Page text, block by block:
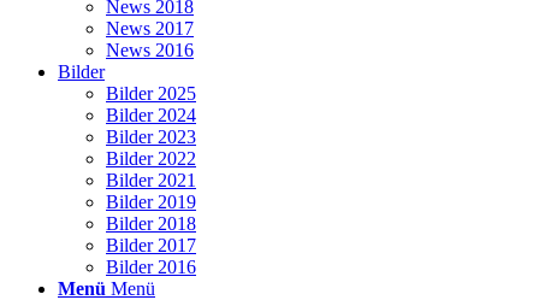
News 2018
News 2017
News 2016
Bilder
Bilder 2025
Bilder 2024
Bilder 2023
Bilder 2022
Bilder 2021
Bilder 2019
Bilder 2018
Bilder 2017
Bilder 2016
Menü Menü